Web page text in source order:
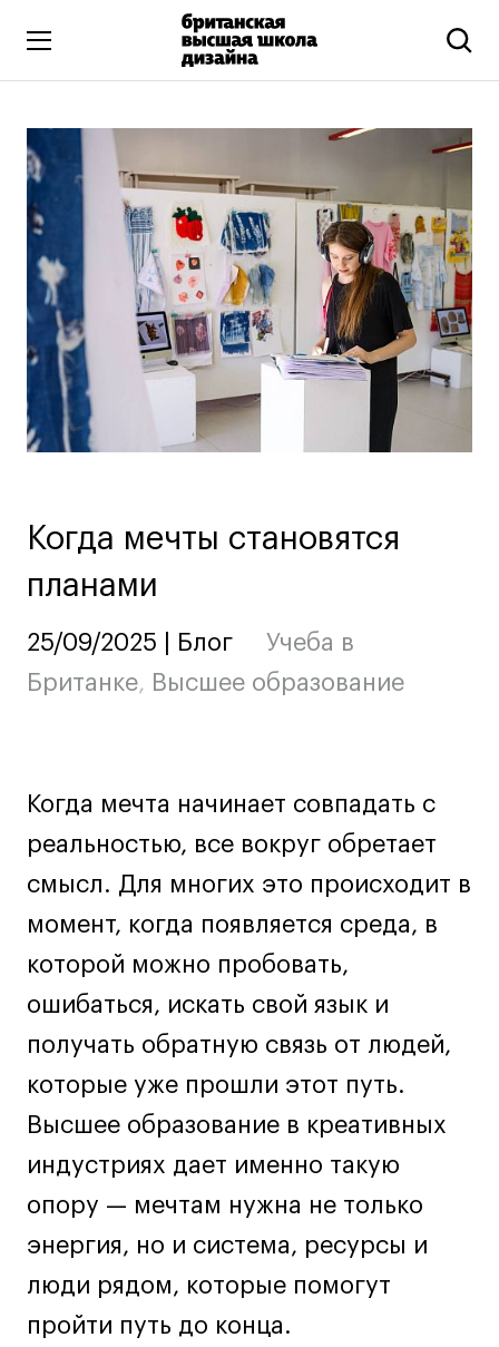
Искусство и дизайн
Подготовительные курсы
Бизнес и маркетинг
Все программы
Дополнительное образование
Коммуникационный и цифровой дизайн
Иллюстрация
Современное искусство
Сценография
Фотография и видео
Дизайн и декорирование интерьера
Бизнес и маркетинг
ИЗО и Керамика
Ландшафтный дизайн
Все программы
Онлайн-программы
Дизайн интерьера
Дизайн одежды
Современная живопись
UX/UI-дизайн
Маркетинг
Все программы
Интенсивы
Мода
Когда мечты становятся
планами
25/09/2025 | Блог
Учеба в
Британке, Высшее образование
Когда мечта начинает совпадать с
реальностью, все вокруг обретает
смысл. Для многих это происходит в
момент, когда появляется среда, в
которой можно пробовать,
ошибаться, искать свой язык и
получать обратную связь от людей,
которые уже прошли этот путь.
Высшее образование в креативных
индустриях дает именно такую
опору — мечтам нужна не только
энергия, но и система, ресурсы и
люди рядом, которые помогут
пройти путь до конца.